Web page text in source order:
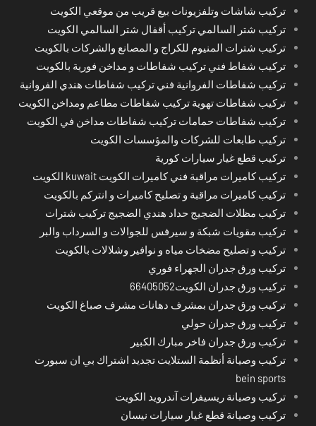
تركيب شاشات وتلفزيونات بيع قريب من موقعي الكويت
تركيب شتر السالمي تركيب أقفال شتر السالمي الكويت
تركيب شترات المنيوم للكراج و المصانع والشركات بالكويت
تركيب شفاط فني تركيب شفاطات و مداخن فورية بالكويت
تركيب شفاطات الفروانية فني تركيب شفاطات هندي الفروانية
تركيب شفاطات تهوية تركيب شفاطات مطاعم ومداخن الكويت
تركيب شفاطات حمامات تركيب شفاطات مداخن في الكويت
تركيب طابعات للشركات والمؤسسات الكويت
تركيب قطع غيار سيارات كورية
تركيب كاميرات مراقبة فني كاميرات الكويت kuwait الكويت
تركيب كاميرات مراقبة و تصليح كاميرات و انتركم بالكويت
تركيب مظلات الضجيج حداد هندي الضجيج تركيب شترات
تركيب مقويات شبكة و سيرفس للجوالات و السرداب والبر
تركيب و تصليح مضخات مياه و نوافير وشلالات بالكويت
تركيب ورق جدران الجهراء فوري
تركيب ورق جدران الكويت66405052
تركيب ورق جدران بمشرف دهانات مشرف صباغ الكويت
تركيب ورق جدران حولي
تركيب ورق جدران فاخر مبارك الكبير
تركيب وصيانة أنظمة الستلايت تجديد اشتراك بي ان سبورت
bein sports
تركيب وصيانة ريسيفرات آندرويد الكويت
تركيب وصيانة قطع غيار سيارات نيسان